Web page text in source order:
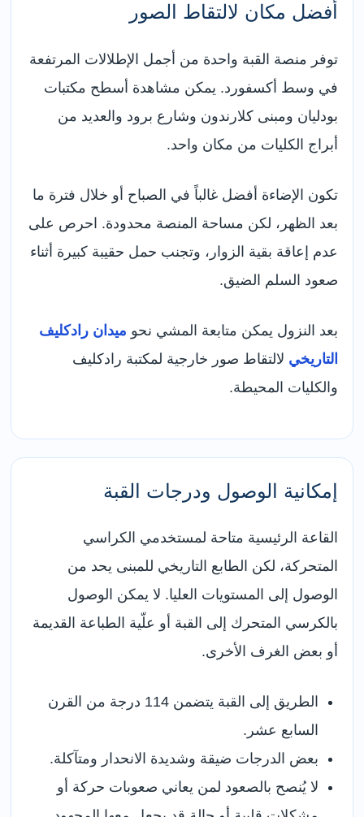
أفضل مكان لالتقاط الصور
توفر منصة القبة واحدة من أجمل الإطلالات المرتفعة
في وسط أكسفورد. يمكن مشاهدة أسطح مكتبات
بودليان ومبنى كلارندون وشارع برود والعديد من
أبراج الكليات من مكان واحد.
تكون الإضاءة أفضل غالباً في الصباح أو خلال فترة ما
بعد الظهر، لكن مساحة المنصة محدودة. احرص على
عدم إعاقة بقية الزوار، وتجنب حمل حقيبة كبيرة أثناء
صعود السلم الضيق.
بعد النزول يمكن متابعة المشي نحو ميدان رادكليف
التاريخي لالتقاط صور خارجية لمكتبة رادكليف
والكليات المحيطة.
إمكانية الوصول ودرجات القبة
القاعة الرئيسية متاحة لمستخدمي الكراسي
المتحركة، لكن الطابع التاريخي للمبنى يحد من
الوصول إلى المستويات العليا. لا يمكن الوصول
بالكرسي المتحرك إلى القبة أو علّية الطباعة القديمة
أو بعض الغرف الأخرى.
الطريق إلى القبة يتضمن 114 درجة من القرن
السابع عشر.
بعض الدرجات ضيقة وشديدة الانحدار ومتآكلة.
لا يُنصح بالصعود لمن يعاني صعوبات حركة أو